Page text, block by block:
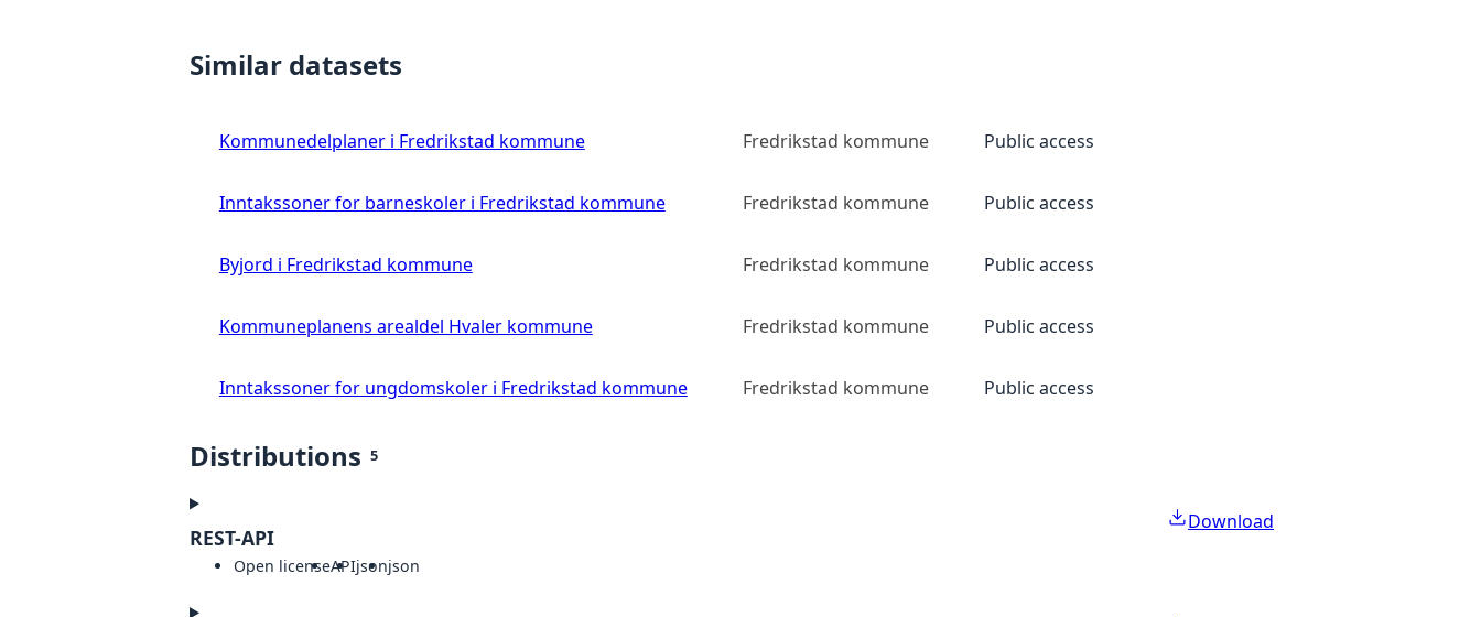
Similar datasets
Kommunedelplaner i Fredrikstad kommune Fredrikstad kommune Public access
Inntakssoner for barneskoler i Fredrikstad kommune Fredrikstad kommune Public access
Byjord i Fredrikstad kommune Fredrikstad kommune Public access
Kommuneplanens arealdel Hvaler kommune Fredrikstad kommune Public access
Inntakssoner for ungdomskoler i Fredrikstad kommune Fredrikstad kommune Public access
Distributions 5
REST-API
Open licenseAPIjsonjson
Download